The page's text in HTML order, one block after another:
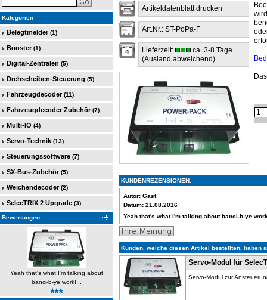
Kategorien
Belegtmelder (1)
Booster (1)
Digital-Zentralen (5)
Drehscheiben-Steuerung (5)
Fahrzeugdecoder (11)
Fahrzeugdecoder Zubehör (7)
Multi-IO (4)
Servo-Technik (13)
Steuerungssoftware (7)
SX-Bus-Zubehör (5)
Weichendecoder (2)
SelecTRIX 2 Upgrade (3)
Bewertungen
Yeah that's what I'm talking about
banci-b-ye work! ..
Artikeldatenblatt drucken
Art.Nr.: ST-PoPa-F
Lieferzeit:
ca. 3-8 Tage
(Ausland abweichend)
KUNDENREZENSIONEN:
Autor:Gast
Datum:21.08.2016
Yeah that's what I'm talking about banci-b-ye
Kunden, welche diesen Artikel bestellten, haben
Servo-Modul für
Servo-Modul zur